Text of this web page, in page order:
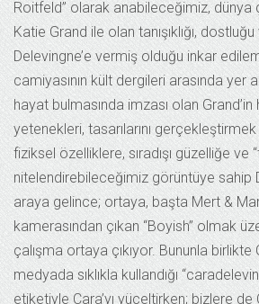
Roitfeld” olarak anabileceğimiz, dünya
Katie Grand ile olan tanışıklığı,
Delevingne’e vermiş olduğu inkar
camiyasının kült dergileri arasında yer
hayat bulmasında imzası olan
yetenekleri, tasarılarını
fiziksel özelliklere, sıradışı güzelliğe ve
nitelendirebileceğimiz görüntüye sahip
araya gelince; ortaya, başta Mert &
kamerasından çıkan “Boyish” olmak
çalışma ortaya çıkıyor. Bununla birlikte
medyada sıklıkla kullandığı
etiketiyle Cara’yı yüceltirken; bizlere de